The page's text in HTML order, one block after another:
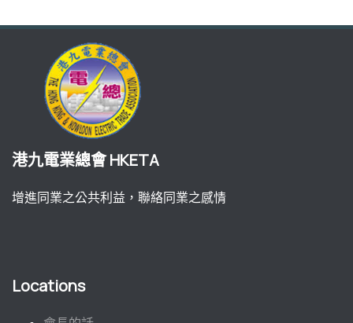
港九電業總會 HKETA
增進同業之公共利益，聯絡同業之感情
Locations